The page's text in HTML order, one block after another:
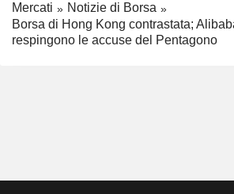
Mercati
Notizie di Borsa
Borsa di Hong Kong contrastata;
respingono le accuse del Pentagono